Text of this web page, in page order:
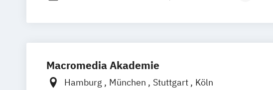
Macromedia Akademie
Hamburg München Stuttgart
Köln